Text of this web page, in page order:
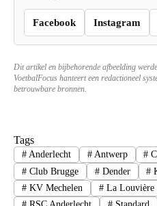
Facebook Instagram
Dit artikel en bijbehorende afbeelding
VoetbalFocus hanteert een redactioneel
betrouwbare bronnen.
Tags
#Anderlecht #Antwerp #
#Club Brugge #Dender #
#KV Mechelen #La Louvière